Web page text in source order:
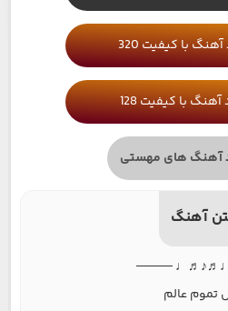
با کیفیت 320
آهنگ با کیفیت 128
آهنگ های مهستی
آهنگ
────
تموم عالم